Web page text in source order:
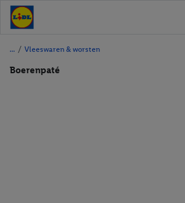
/ Vleeswaren & worsten
Boerenpaté